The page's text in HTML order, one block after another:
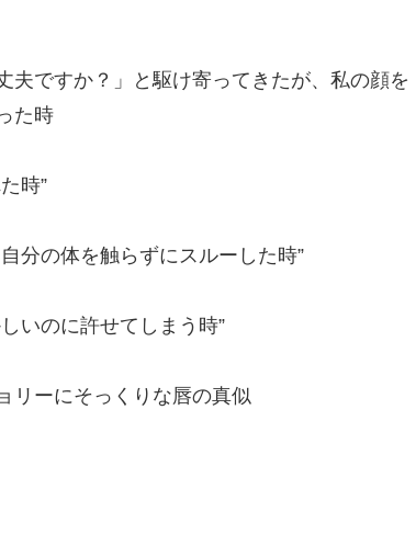
ですか？」と駆け寄ってきたが、私の顔を
た時
時”
分の体を触らずにスルーした時”
いのに許せてしまう時”
リーにそっくりな唇の真似